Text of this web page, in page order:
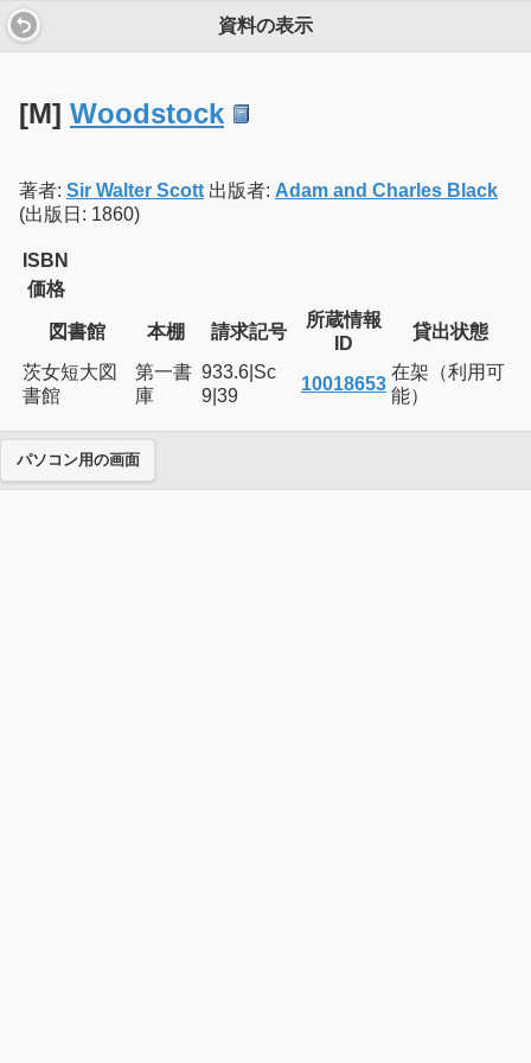
資料の表示
[M] Woodstock
著者: Sir Walter Scott 出版者: Adam and Charles Black
(出版日: 1860)
ISBN
価格
図書館 本棚 請求記号
所蔵情報
ID
貸出状態
茨女短大図
書館
第一書
庫
933.6|Sc
9|39
10018653
在架（利用可
能）
パソコン用の画面